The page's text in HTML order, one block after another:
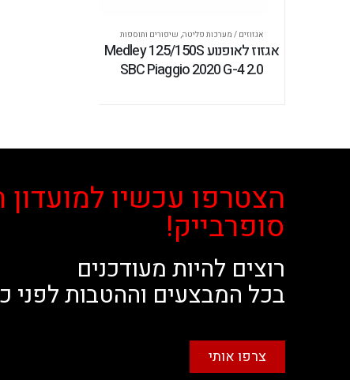
אגזוזים / מערכות פליטה, שיפורים ותוספות
אגזוז לאופנוע Medley 125/150S
SBC Piaggio 2020 G-4 2.0
הצטרפו עכשיו
סופרבייק!
רוצים להיות מעודכנים
בכל המבצעים וההטבות לפני
צרפו אותי